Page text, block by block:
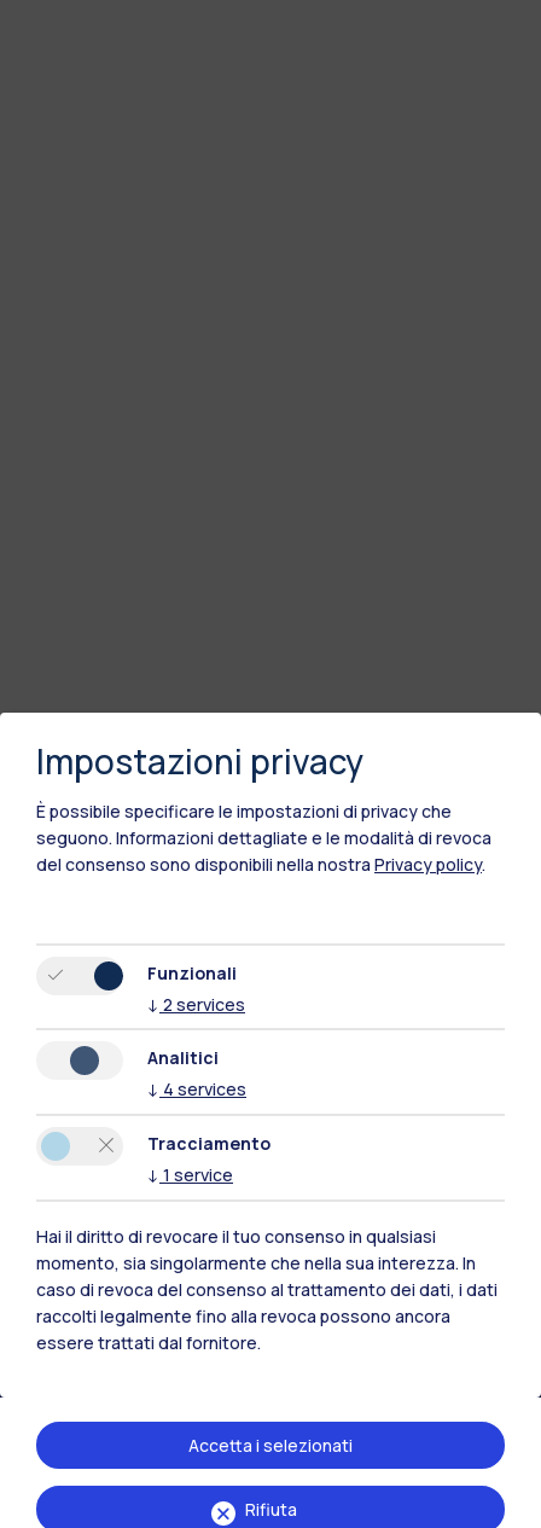
Polimi Community
Tutti i siti dell’ecosistema
Impostazioni privacy
È possibile specificare le impostazioni di privacy che
seguono. Informazioni dettagliate e le modalità di revoca
del consenso sono disponibili nella nostra Privacy policy.
Funzionali
↓ 2 services
Analitici
↓ 4 services
Tracciamento
↓ 1 service
Hai il diritto di revocare il tuo consenso in qualsiasi
momento, sia singolarmente che nella sua interezza. In
caso di revoca del consenso al trattamento dei dati, i dati
raccolti legalmente fino alla revoca possono ancora
essere trattati dal fornitore.
Rifiuta
Accetta i selezionati